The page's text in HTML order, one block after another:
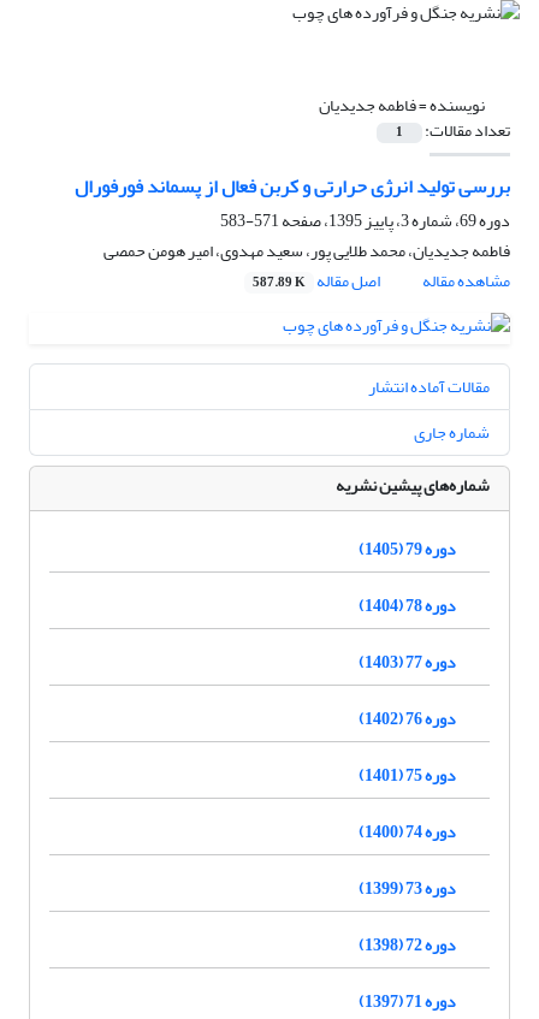
نویسنده =فاطمه جدیدیان
تعداد مقالات: 1
بررسی تولید انرژی حرارتی و کربن فعال از پسماند فورفورال
دوره 69، شماره 3، پاییز 1395، صفحه
571-583
فاطمه جدیدیان، محمد طلایی پور، سعید مهدوی، امیر هومن حمصی
مشاهده مقاله
اصل مقاله 587.89 K
مقالات آماده انتشار
شماره جاری
شماره‌های پیشین نشریه
دوره 79 (1405)
دوره 78 (1404)
دوره 77 (1403)
دوره 76 (1402)
دوره 75 (1401)
دوره 74 (1400)
دوره 73 (1399)
دوره 72 (1398)
دوره 71 (1397)